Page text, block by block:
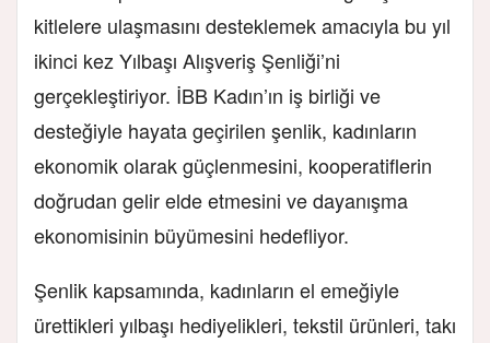
kitlelere ulaşmasını desteklemek amacıyla bu yıl
ikinci kez Yılbaşı Alışveriş Şenliği’ni
gerçekleştiriyor. İBB Kadın’ın iş birliği ve
desteğiyle hayata geçirilen şenlik, kadınların
ekonomik olarak güçlenmesini, kooperatiflerin
doğrudan gelir elde etmesini ve dayanışma
ekonomisinin büyümesini hedefliyor.
Şenlik kapsamında, kadınların el emeğiyle
ürettikleri yılbaşı hediyelikleri, tekstil ürünleri, takı